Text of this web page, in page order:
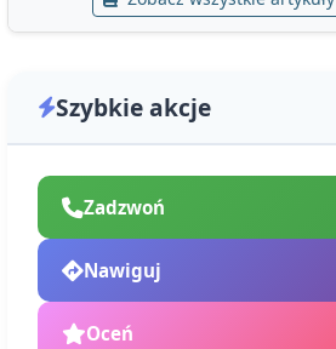
Szybkie akcje
Zadzwoń
Nawiguj
Oceń